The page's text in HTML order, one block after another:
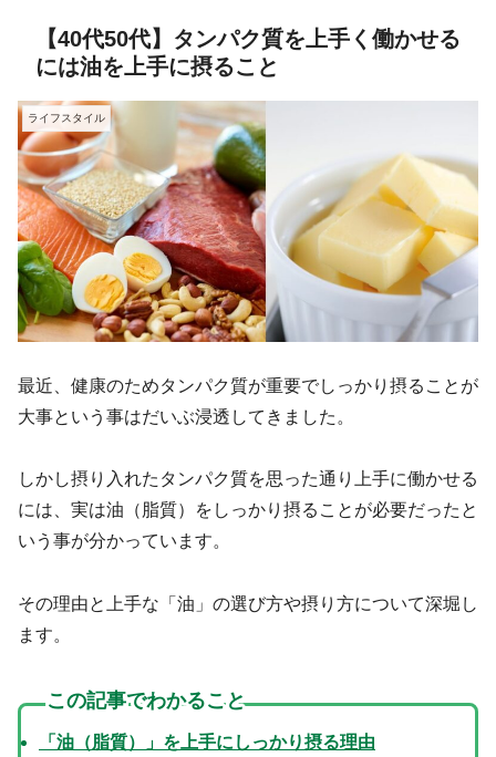
【40代50代】タンパク質を上手く働かせる
には油を上手に摂ること
ライフスタイル
最近、健康のためタンパク質が重要でしっかり摂ることが
大事という事はだいぶ浸透してきました。
しかし摂り入れたタンパク質を思った通り上手に働かせる
には、実は油（脂質）をしっかり摂ることが必要だったと
いう事が分かっています。
その理由と上手な「油」の選び方や摂り方について深堀し
ます。
この記事でわかること
「油（脂質）」を上手にしっかり摂る理由